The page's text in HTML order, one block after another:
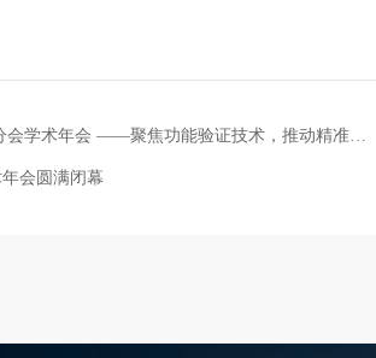
术年会 ——聚焦功能验证技术，推动精准诊疗发展
会圆满闭幕